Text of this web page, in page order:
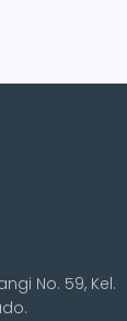
No. 59, Kel.